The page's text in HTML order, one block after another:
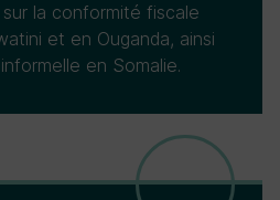
la conformité fiscale
et en Ouganda, ainsi
en Somalie.